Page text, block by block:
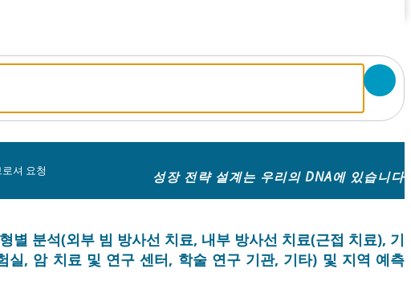
셔 요청 성장 전략 설계는 우리의 DNA에 있습니다
별 분석(외부 빔 방사선 치료, 내부 방사선 치료(근접 치료), 기
실, 암 치료 및 연구 센터, 학술 연구 기관, 기타) 및 지역 예측